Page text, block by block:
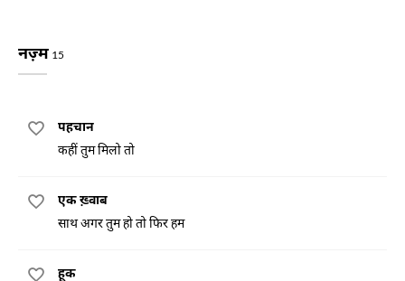
नज़्म 15
पहचान
कहीं तुम मिलो तो
एक ख़्वाब
साथ अगर तुम हो तो फिर हम
हूक